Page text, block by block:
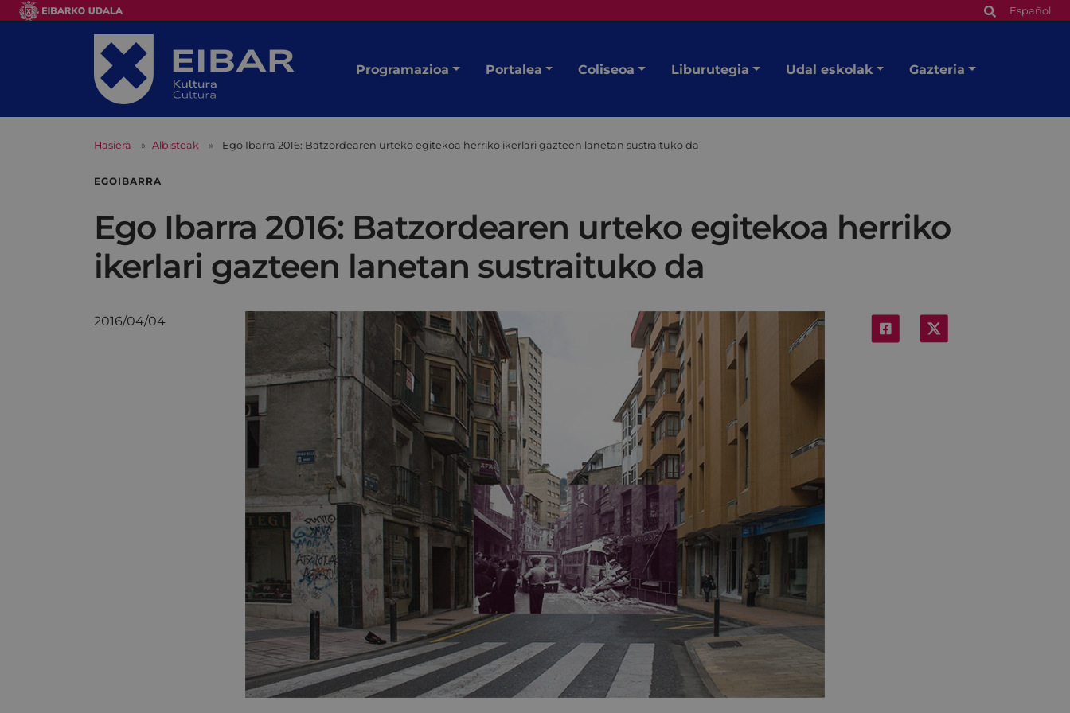
Español
Programazioa Portalea Coliseoa Liburutegia Udal eskolak Gazteria
Hasiera Albisteak Ego Ibarra 2016: Batzordearen urteko egitekoa herriko ikerlari gazteen lanetan sustraituko da
EGOIBARRA
Ego Ibarra 2016: Batzordearen urteko egitekoa herriko
ikerlari gazteen lanetan sustraituko da
2016/04/04